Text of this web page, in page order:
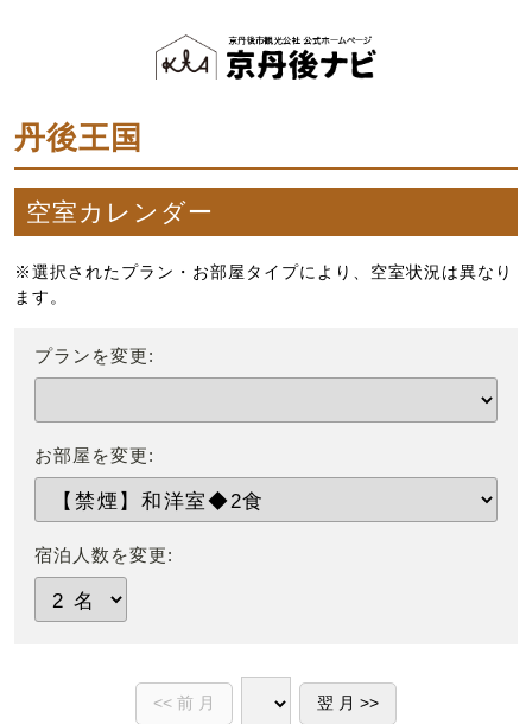
丹後王国
空室カレンダー
※選択されたプラン・お部屋タイプにより、空室状況は異なり
ます。
プランを変更:
お部屋を変更:
宿泊人数を変更: